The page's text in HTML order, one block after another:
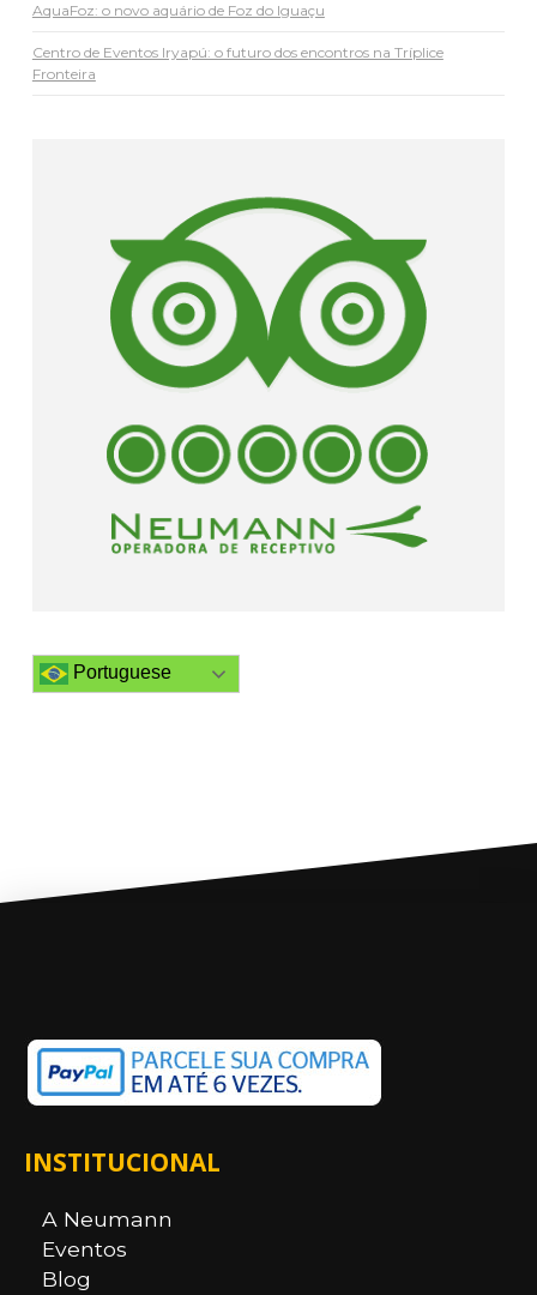
AquaFoz: o novo aquário de Foz do Iguaçu
Centro de Eventos Iryapú: o futuro dos encontros na Tríplice
Fronteira
Portuguese
INSTITUCIONAL
A Neumann
Eventos
Blog